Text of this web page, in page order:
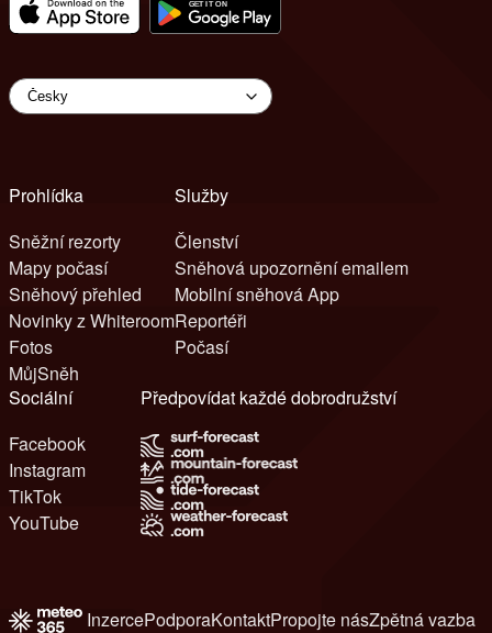
Prohlídka
Sněžní rezorty
Mapy počasí
Sněhový přehled
Novinky z Whiteroom
Fotos
MůjSněh
Služby
Členství
Sněhová upozornění emailem
Mobilní sněhová App
Reportéři
Počasí
Sociální
Facebook
Instagram
TikTok
YouTube
Předpovídat každé dobrodružství
InzercePodporaKontaktPropojte násZpětná vazba